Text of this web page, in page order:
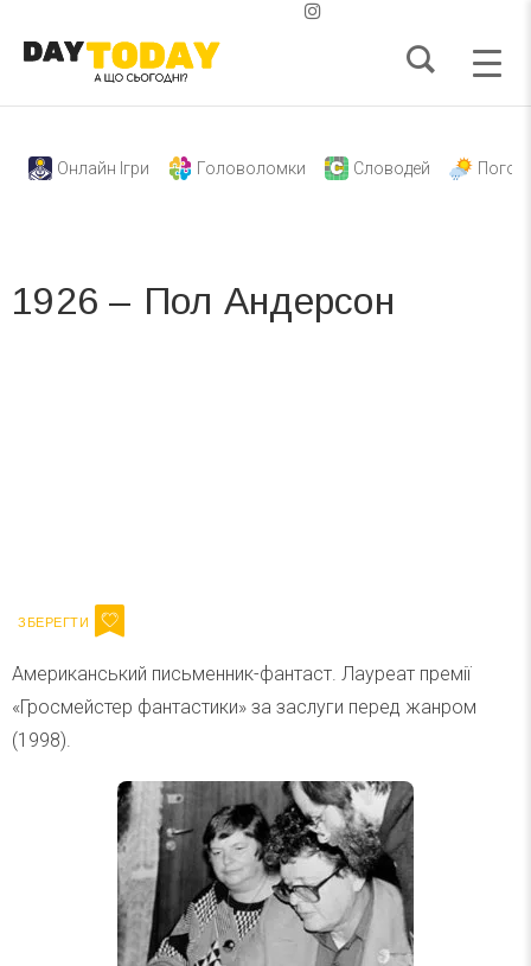
Онлайн Ігри Головоломки Словодей
1926 – Пол Андерсон
Американський письменник-фантаст. Лауреат премії
«Гросмейстер фантастики» за заслуги перед жанром
(1998).